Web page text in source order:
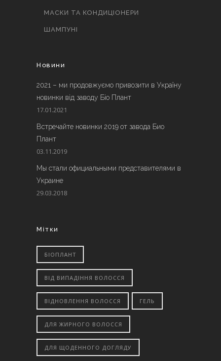
МАСКИ ТА КОНДИЦІОНЕРИ
ШАМПУНІ
Новини
2021 – ми продовжуємо привозити в Україну
новинки від заводу Біо Плант
17.01.2021
Встречайте новинки 2019 от завода Био
Плант
03.11.2019
Мы стали официальными представителями в
Украине
29.03.2018
Мітки
БІОПЛАНТ
ВІД ВИПАДІННЯ ВОЛОССЯ
ВІДНОВЛЕННЯ ВОЛОССЯ ГЕЛЬ
ДЛЯ ЖИРНОГО ВОЛОССЯ
ДЛЯ ЩОДЕННОГО ДОГЛЯДУ